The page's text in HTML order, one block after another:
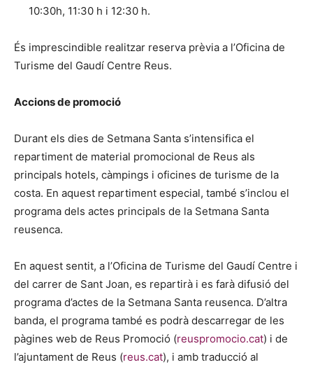
10:30h, 11:30 h i 12:30 h.
És imprescindible realitzar reserva prèvia a l’Oficina de
Turisme del Gaudí Centre Reus.
Accions de promoció
Durant els dies de Setmana Santa s’intensifica el
repartiment de material promocional de Reus als
principals hotels, càmpings i oficines de turisme de la
costa. En aquest repartiment especial, també s’inclou el
programa dels actes principals de la Setmana Santa
reusenca.
En aquest sentit, a l’Oficina de Turisme del Gaudí Centre i
del carrer de Sant Joan, es repartirà i es farà difusió del
programa d’actes de la Setmana Santa reusenca. D’altra
banda, el programa també es podrà descarregar de les
pàgines web de Reus Promoció (reuspromocio.cat) i de
l’ajuntament de Reus (reus.cat), i amb traducció al